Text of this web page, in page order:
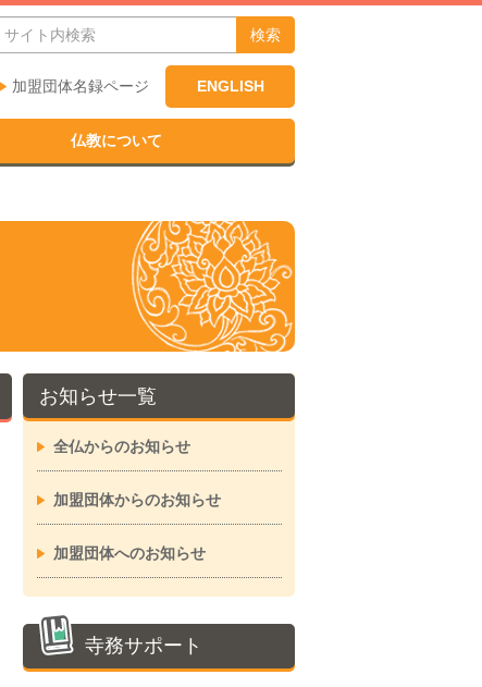
検索
加盟団体名録ページ ENGLISH
仏教について
お知らせ一覧
全仏からのお知らせ
加盟団体からのお知らせ
加盟団体へのお知らせ
寺務サポート